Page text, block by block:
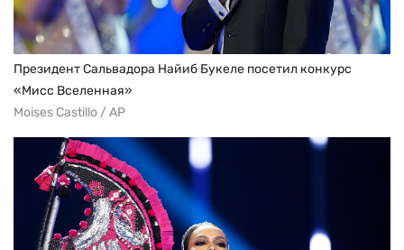
Президент Сальвадора Найиб Букеле посетил конкурс
«Мисс Вселенная»
Moises Castillo / AP